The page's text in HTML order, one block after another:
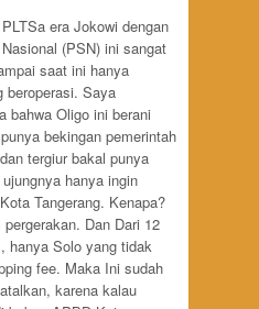
era Jokowi dengan
(PSN) ini sangat
saat ini hanya
beroperasi. Saya
bahwa Oligo ini berani
bekingan pemerintah
tergiur bakal punya
hanya ingin
Tangerang. Kenapa?
Dan Dari 12
hanya Solo yang tidak
fee. Maka Ini sudah
karena kalau